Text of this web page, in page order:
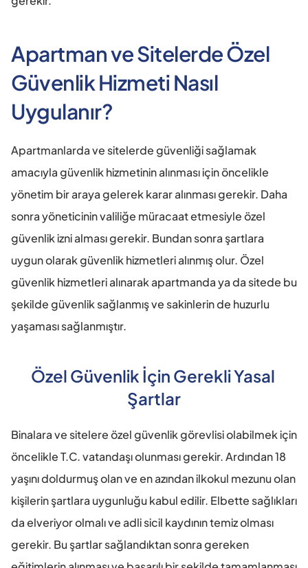
Apartman ve Sitelerde Özel
Güvenlik Hizmeti Nasıl
Uygulanır?
Apartmanlarda ve sitelerde güvenliği sağlamak
amacıyla güvenlik hizmetinin alınması için öncelikle
yönetim bir araya gelerek karar alınması gerekir. Daha
sonra yöneticinin valiliğe müracaat etmesiyle özel
güvenlik izni alması gerekir. Bundan sonra şartlara
uygun olarak güvenlik hizmetleri alınmış olur. Özel
güvenlik hizmetleri alınarak apartmanda ya da sitede bu
şekilde güvenlik sağlanmış ve sakinlerin de huzurlu
yaşaması sağlanmıştır.
Özel Güvenlik İçin Gerekli Yasal
Şartlar
Binalara ve sitelere özel güvenlik görevlisi olabilmek için
öncelikle T.C. vatandaşı olunması gerekir. Ardından 18
yaşını doldurmuş olan ve en azından ilkokul mezunu olan
kişilerin şartlara uygunluğu kabul edilir. Elbette sağlıkları
da elveriyor olmalı ve adli sicil kaydının temiz olması
gerekir. Bu şartlar sağlandıktan sonra gereken